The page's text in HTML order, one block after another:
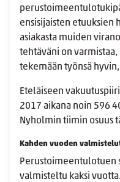
ensisijaisten etuuksien
asiakasta muiden
tehtäväni on
tekemään työnsä
Eteläiseen
2017 aikana noin 596
Nyholmin tiimin osuus
Kahden vuoden
Perustoimeentulotuen
valmisteltu kaksi